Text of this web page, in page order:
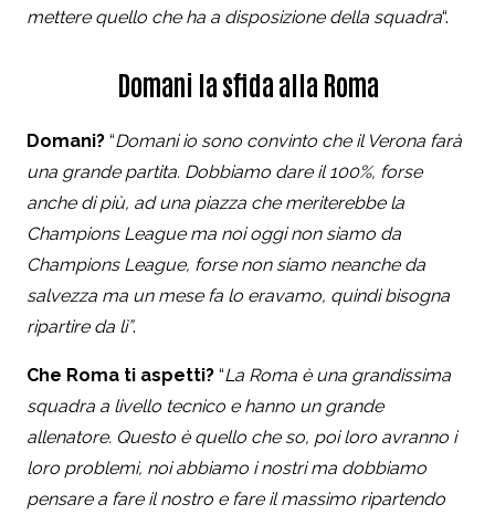
mettere quello che ha a disposizione della squadra“.
Domani la sfida alla Roma
Domani? “Domani io sono convinto che il Verona farà
una grande partita. Dobbiamo dare il 100%, forse
anche di più, ad una piazza che meriterebbe la
Champions League ma noi oggi non siamo da
Champions League, forse non siamo neanche da
salvezza ma un mese fa lo eravamo, quindi bisogna
ripartire da lì”.
Che Roma ti aspetti? “La Roma è una grandissima
squadra a livello tecnico e hanno un grande
allenatore. Questo è quello che so, poi loro avranno i
loro problemi, noi abbiamo i nostri ma dobbiamo
pensare a fare il nostro e fare il massimo ripartendo